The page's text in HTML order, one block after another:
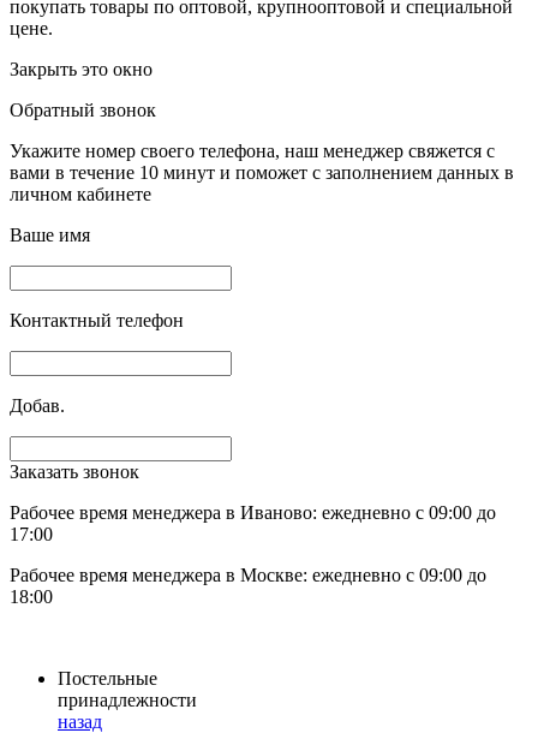
покупать товары по оптовой, крупнооптовой и специальной
цене.
Закрыть это окно
Обратный звонок
Укажите номер своего телефона, наш менеджер свяжется с
вами в течение 10 минут и поможет с заполнением данных в
личном кабинете
Ваше имя
Контактный телефон
Добав.
Заказать звонок
Рабочее время менеджера в Иваново: ежедневно с 09:00 до
17:00
Рабочее время менеджера в Москве: ежедневно с 09:00 до
18:00
Постельные
принадлежности
назад